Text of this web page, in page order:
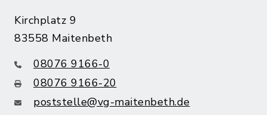
Kirchplatz 9
83558 Maitenbeth
08076 9166-0
08076 9166-20
poststelle@vg-maitenbeth.de